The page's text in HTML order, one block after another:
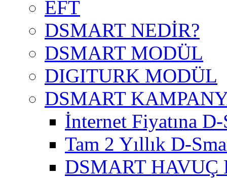
EFT
DSMART NEDİR?
DSMART MODÜL
DIGITURK MODÜL
DSMART
İnternet Fiyatına
Tam 2 Yıllık D-
DSMART HAVUÇ